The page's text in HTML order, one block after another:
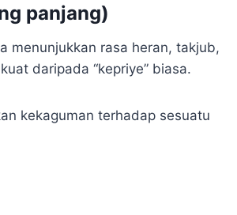
panjang)
menunjukkan rasa heran, takjub,
daripada “kepriye” biasa.
kekaguman terhadap sesuatu